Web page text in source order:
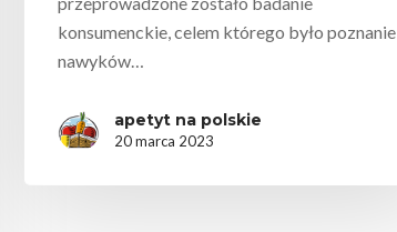
konsumenckie, celem którego było poznanie
nawyków…
apetyt na polskie
20 marca 2023